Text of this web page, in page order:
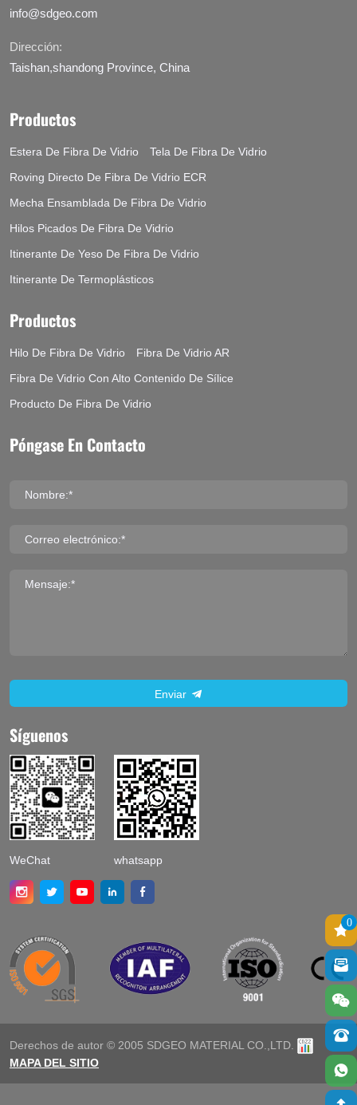
info@sdgeo.com
Dirección:
Taishan,shandong Province, China
Productos
Estera De Fibra De Vidrio
Tela De Fibra De Vidrio
Roving Directo De Fibra De Vidrio ECR
Mecha Ensamblada De Fibra De Vidrio
Hilos Picados De Fibra De Vidrio
Itinerante De Yeso De Fibra De Vidrio
Itinerante De Termoplásticos
Productos
Hilo De Fibra De Vidrio
Fibra De Vidrio AR
Fibra De Vidrio Con Alto Contenido De Sílice
Producto De Fibra De Vidrio
Póngase En Contacto
Nombre:*
Correo electrónico:*
Mensaje:*
Enviar
Síguenos
WeChat whatsapp
Derechos de autor © 2005 SDGEO MATERIAL CO.,LTD.
MAPA DEL SITIO
0